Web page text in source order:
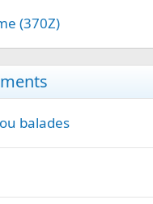
(370Z)
balades